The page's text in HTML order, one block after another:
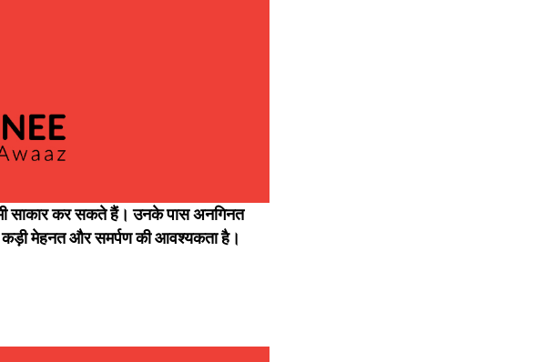
भी साकार कर सकते हैं। उनके पास अनगिनत
मेहनत और समर्पण की आवश्यकता है।